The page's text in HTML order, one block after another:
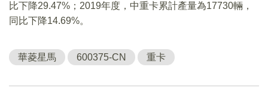
比下降29.47%；2019年度，中重卡累計產量為17730輛，
同比下降14.69%。
華菱星馬 600375-CN 重卡